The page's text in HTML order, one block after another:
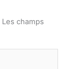
Les champs